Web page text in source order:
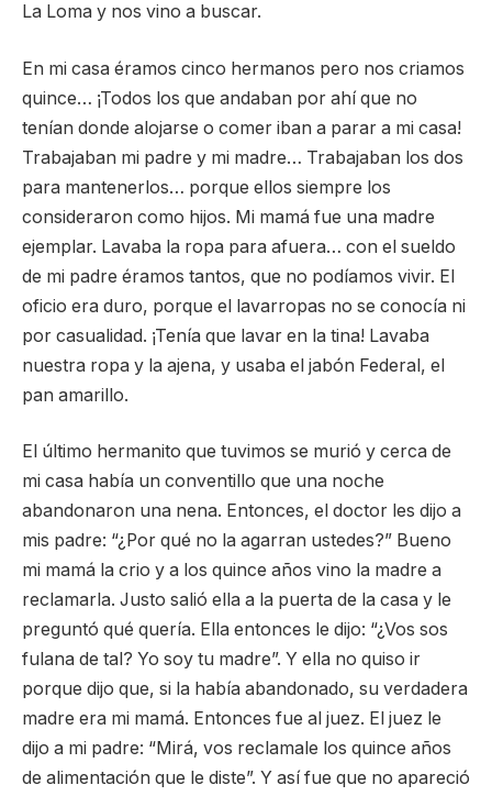
La Loma y nos vino a buscar.
En mi casa éramos cinco hermanos pero nos criamos
quince… ¡Todos los que andaban por ahí que no
tenían donde alojarse o comer iban a parar a mi casa!
Trabajaban mi padre y mi madre… Trabajaban los dos
para mantenerlos… porque ellos siempre los
consideraron como hijos. Mi mamá fue una madre
ejemplar. Lavaba la ropa para afuera… con el sueldo
de mi padre éramos tantos, que no podíamos vivir. El
oficio era duro, porque el lavarropas no se conocía ni
por casualidad. ¡Tenía que lavar en la tina! Lavaba
nuestra ropa y la ajena, y usaba el jabón Federal, el
pan amarillo.
El último hermanito que tuvimos se murió y cerca de
mi casa había un conventillo que una noche
abandonaron una nena. Entonces, el doctor les dijo a
mis padre: “¿Por qué no la agarran ustedes?” Bueno
mi mamá la crio y a los quince años vino la madre a
reclamarla. Justo salió ella a la puerta de la casa y le
preguntó qué quería. Ella entonces le dijo: “¿Vos sos
fulana de tal? Yo soy tu madre”. Y ella no quiso ir
porque dijo que, si la había abandonado, su verdadera
madre era mi mamá. Entonces fue al juez. El juez le
dijo a mi padre: “Mirá, vos reclamale los quince años
de alimentación que le diste”. Y así fue que no apareció